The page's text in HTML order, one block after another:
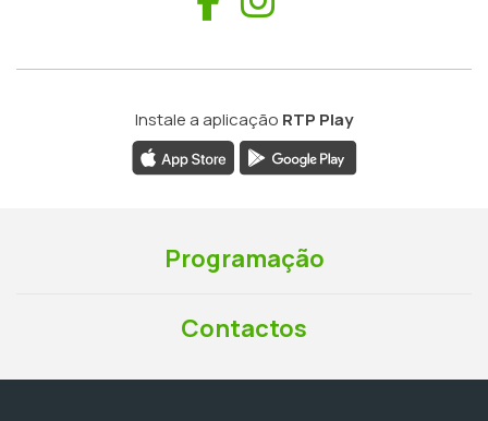
Instale a aplicação RTP Play
Programação
Contactos